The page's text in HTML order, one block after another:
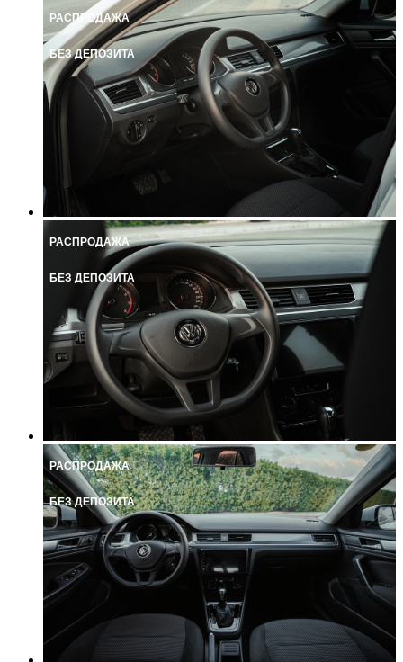
РАСПРОДАЖА
БЕЗ ДЕПОЗИТА
РАСПРОДАЖА
БЕЗ ДЕПОЗИТА
РАСПРОДАЖА
БЕЗ ДЕПОЗИТА